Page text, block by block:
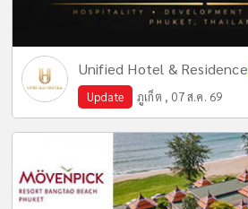
Unified Hotel & Residence
Update ภูเก็ต , 07 ส.ค. 69